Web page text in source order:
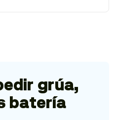
grúa,
batería